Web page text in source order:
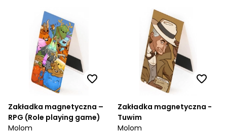
Zakładka magnetyczna –
RPG (Role playing game)
Molom
Zakładka magnetyczna -
Tuwim
Molom